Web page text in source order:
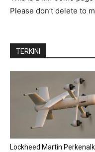
Please don’t delete to
TERKINI
Lockheed Martin